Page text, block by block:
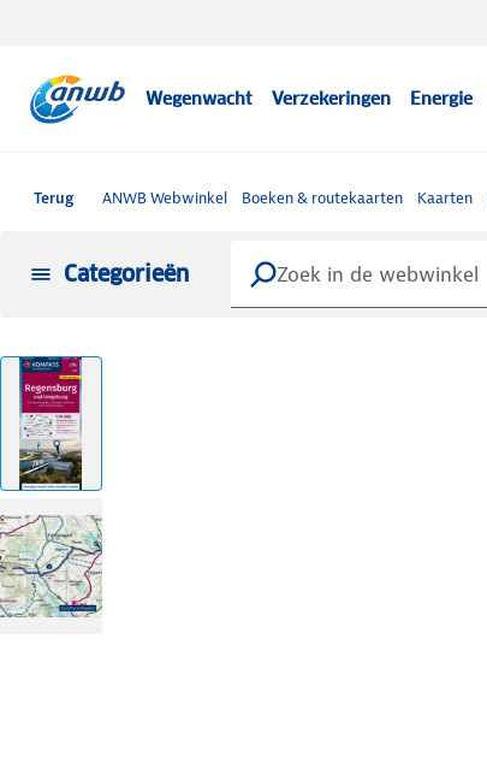
Wegenwacht Verzekeringen Energie
Terug ANWB Webwinkel Boeken & routekaarten Kaarten
Categorieën